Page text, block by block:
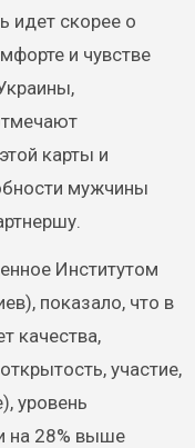
идет скорее о
и чувстве
карты и
мужчины
Институтом
показало, что в
качества,
участие,
уровень
на 28% выше